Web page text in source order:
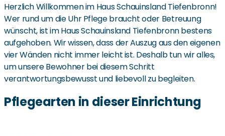
Herzlich Willkommen im Haus Schauinsland Tiefenbronn!
Wer rund um die Uhr Pflege braucht oder Betreuung
wünscht, ist im Haus Schauinsland Tiefenbronn bestens
aufgehoben. Wir wissen, dass der Auszug aus den eigenen
vier Wänden nicht immer leicht ist. Deshalb tun wir alles,
um unsere Bewohner bei diesem Schritt
verantwortungsbewusst und liebevoll zu begleiten.
Pflegearten in dieser Einrichtung